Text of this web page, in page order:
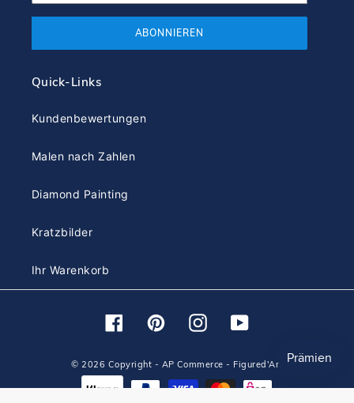
ABONNIEREN
Quick-Links
Kundenbewertungen
Malen nach Zahlen
Diamond Painting
Kratzbilder
Ihr Warenkorb
FacebookPinterestInstagramYouTube
© 2026 Copyright - AP Commerce - Figured'Art
Zahlungsarten